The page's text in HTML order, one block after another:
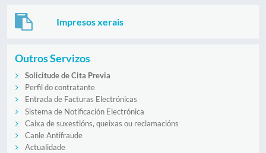
Impresos xerais
Outros Servizos
Solicitude de Cita Previa
Perfil do contratante
Entrada de Facturas Electrónicas
Sistema de Notificación Electrónica
Caixa de suxestións, queixas ou reclamacións
Canle Antifraude
Actualidade